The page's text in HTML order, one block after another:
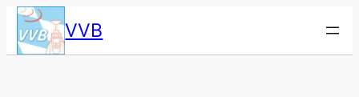
Zum
Inhalt
springen
VVB